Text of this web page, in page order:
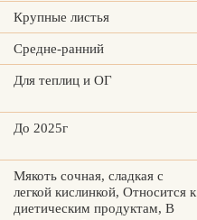
Крупные листья
Средне-ранний
Для теплиц и ОГ
До 2025г
Мякоть сочная, сладкая с
легкой кислинкой, Относится к
диетическим продуктам, В